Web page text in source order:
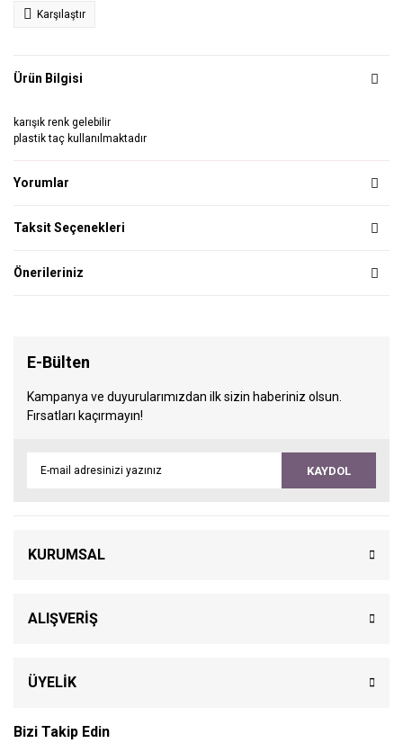
Karşılaştır
Ürün Bilgisi
karışık renk gelebilir
plastik taç kullanılmaktadır
Yorumlar
Taksit Seçenekleri
Önerileriniz
E-Bülten
Kampanya ve duyurularımızdan ilk sizin haberiniz olsun.
Fırsatları kaçırmayın!
KAYDOL
KURUMSAL
ALIŞVERİŞ
ÜYELİK
Bizi Takip Edin